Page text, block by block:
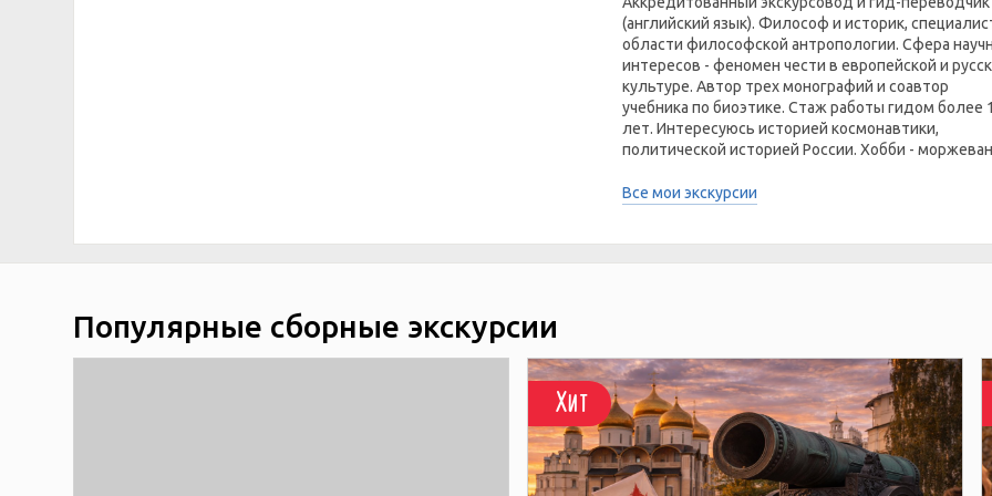
(английский язык). Философ и историк,
области философской антропологии. Сфера
интересов - феномен чести в европейской и
культуре. Автор трех монографий и соавтор
учебника по биоэтике. Стаж работы гидом более
лет. Интересуюсь историей космонавтики,
политической историей России. Хобби -
Все мои экскурсии
Популярные сборные экскурсии
Хит